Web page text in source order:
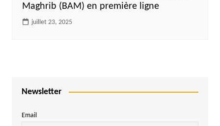
Maghrib (BAM) en première ligne
juillet 23, 2025
Newsletter
Email